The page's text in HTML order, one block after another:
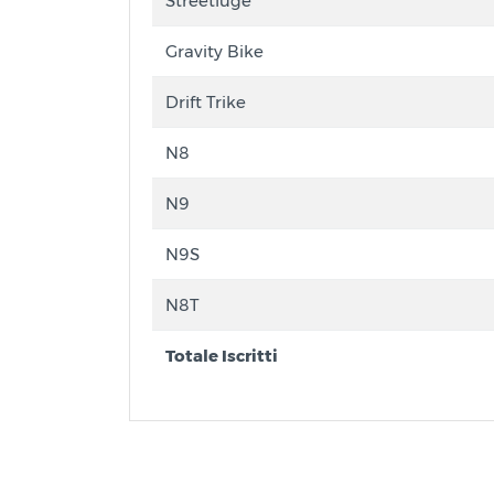
Gravity Bike
Drift Trike
N8
N9
N9S
N8T
Totale Iscritti